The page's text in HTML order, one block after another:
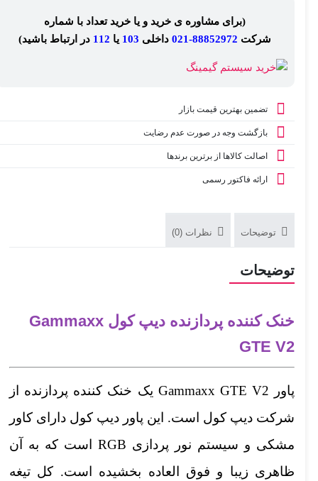
(برای مشاوره ی خرید و یا خرید تعداد با شماره
شرکت 88852972-021 داخلی103یا112در ارتباط باشید)
تضمین بهترین قیمت بازار
بازگشت وجه در صورت عدم رضایت
اصالت کالاها از برترین برندها
ارائه فاکتور رسمی
توضیحات نظرات (0)
توضیحات
خنک کننده پردازنده دیپ کول Gammaxx
GTE V2
پاور Gammaxx GTE V2 یک خنک کننده پردازنده از
شرکت دیپ کول است. این پاور دیپ کول دارای کاور
مشکی و سیستم نور پردازی RGB است که به آن
ظاهری زیبا و فوق العاده بخشیده است. کل تیغه